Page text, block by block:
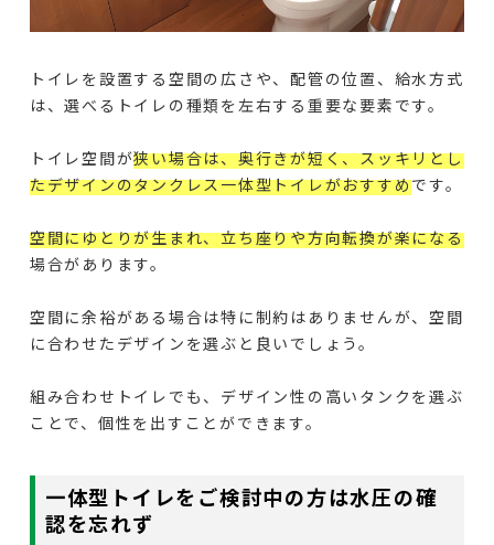
トイレを設置する空間の広さや、配管の位置、給水方式
は、選べるトイレの種類を左右する重要な要素です。
トイレ空間が狭い場合は、奥行きが短く、スッキリとし
たデザインのタンクレス一体型トイレがおすすめです。
空間にゆとりが生まれ、立ち座りや方向転換が楽になる
場合があります。
空間に余裕がある場合は特に制約はありませんが、空間
に合わせたデザインを選ぶと良いでしょう。
組み合わせトイレでも、デザイン性の高いタンクを選ぶ
ことで、個性を出すことができます。
一体型トイレをご検討中の方は水圧の確
認を忘れず